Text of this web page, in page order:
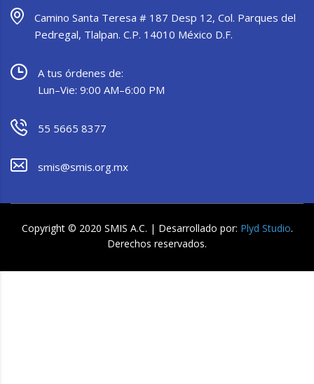
Camino Santa Teresa # 187 Desp 12, Col. Parques del
Pedregal, Tlalpan. C.P. 14010 México D.F.
A tus órdenes de:
Lun–Vie: 9:00 AM–6:00 PM
55 5665 8377
smis@smis.org.mx
Copyright © 2020 SMIS A.C. | Desarrollado por: Plyd Studio.
Derechos reservados.